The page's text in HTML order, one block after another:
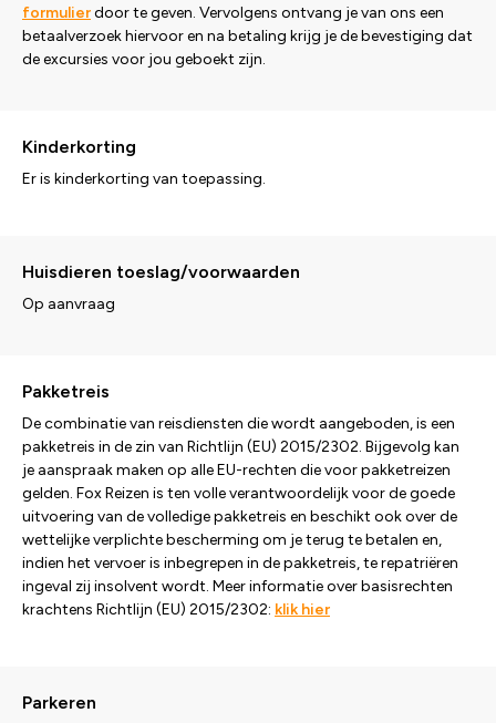
formulierdoor te geven. Vervolgens ontvang je van ons een
betaalverzoek hiervoor en na betaling krijg je de bevestiging dat
de excursies voor jou geboekt zijn.
Kinderkorting
Er is kinderkorting van toepassing.
Huisdieren toeslag/voorwaarden
Op aanvraag
Pakketreis
De combinatie van reisdiensten die wordt aangeboden, is een
pakketreis in de zin van Richtlijn (EU) 2015/2302. Bijgevolg kan
je aanspraak maken op alle EU-rechten die voor pakketreizen
gelden. Fox Reizen is ten volle verantwoordelijk voor de goede
uitvoering van de volledige pakketreis en beschikt ook over de
wettelijke verplichte bescherming om je terug te betalen en,
indien het vervoer is inbegrepen in de pakketreis, te repatriëren
ingeval zij insolvent wordt. Meer informatie over basisrechten
krachtens Richtlijn (EU) 2015/2302: klik hier
Parkeren